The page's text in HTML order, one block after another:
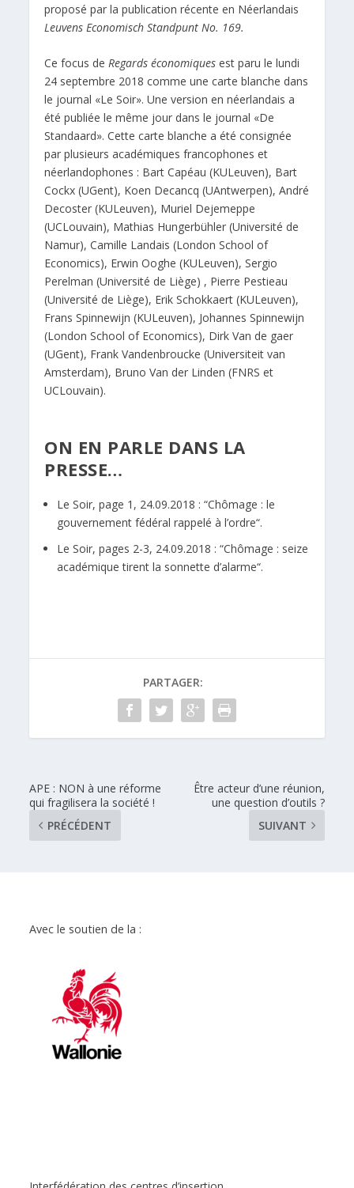
proposé par la publication récente en Néerlandais
Leuvens Economisch Standpunt No. 169.
Ce focus deRegards économiques est paru le lundi
24 septembre 2018 comme une carte blanche dans
le journal «Le Soir». Une version en néerlandais a
été publiée le même jour dans le journal «De
Standaard». Cette carte blanche a été consignée
par plusieurs académiques francophones et
néerlandophones : Bart Capéau (KULeuven), Bart
Cockx (UGent), Koen Decancq (UAntwerpen), André
Decoster (KULeuven), Muriel Dejemeppe
(UCLouvain), Mathias Hungerbühler (Université de
Namur), Camille Landais (London School of
Economics), Erwin Ooghe (KULeuven), Sergio
Perelman (Université de Liège) , Pierre Pestieau
(Université de Liège), Erik Schokkaert (KULeuven),
Frans Spinnewijn (KULeuven), Johannes Spinnewijn
(London School of Economics), Dirk Van de gaer
(UGent), Frank Vandenbroucke (Universiteit van
Amsterdam), Bruno Van der Linden (FNRS et
UCLouvain).
ON EN PARLE DANS LA
PRESSE…
Le Soir, page 1, 24.09.2018 : “Chômage : le
gouvernement fédéral rappelé à l’ordre“.
Le Soir, pages 2-3, 24.09.2018 : “Chômage : seize
académique tirent la sonnette d’alarme“.
PARTAGER:
APE : NON à une réforme
qui fragilisera la société !
PRÉCÉDENT
Être acteur d’une réunion,
une question d’outils ?
SUIVANT
Avec le soutien de la :